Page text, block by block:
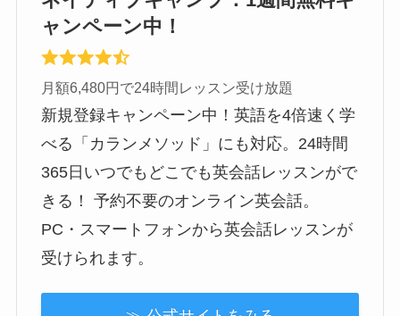
ャンペーン中！
月額6,480円で24時間レッスン受け放題
新規登録キャンペーン中！英語を4倍速く学
べる「カランメソッド」にも対応。24時間
365日いつでもどこでも英会話レッスンがで
きる！ 予約不要のオンライン英会話。
PC・スマートフォンから英会話レッスンが
受けられます。